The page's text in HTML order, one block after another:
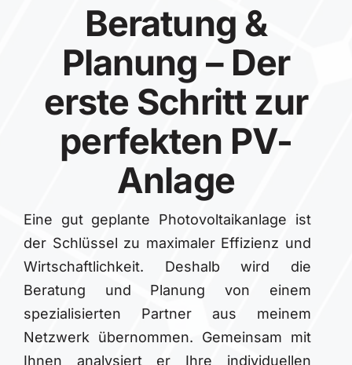
Beratung &
Planung – Der
erste Schritt zur
perfekten PV-
Anlage
Eine gut geplante Photovoltaikanlage ist
der Schlüssel zu maximaler Effizienz und
Wirtschaftlichkeit. Deshalb wird die
Beratung und Planung von einem
spezialisierten Partner aus meinem
Netzwerk übernommen. Gemeinsam mit
Ihnen analysiert er Ihre individuellen